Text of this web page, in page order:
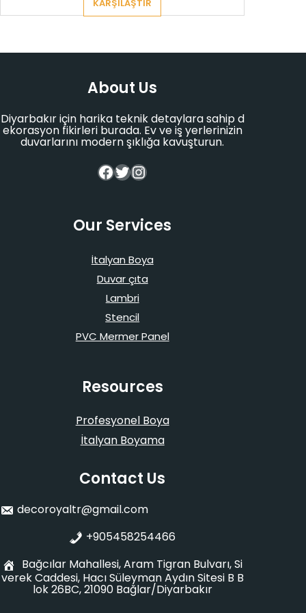
KARŞILAŞTIR
About Us
Diyarbakır için harika teknik detaylara sahip d
ekorasyon fikirleri burada. Ev ve iş yerlerinizin
duvarlarını modern şıklığa kavuşturun.
Facebook Twitter Instagram
Our Services
İtalyan Boya
Duvar çıta
Lambri
Stencil
PVC Mermer Panel
Resources
Profesyonel Boya
İtalyan Boyama
Contact Us
decoroyaltr@gmail.com
+905458254466
Bağcılar Mahallesi, Aram Tigran Bulvarı, Si
verek Caddesi, Hacı Süleyman Aydın Sitesi B B
lok 26BC, 21090 Bağlar/Diyarbakır